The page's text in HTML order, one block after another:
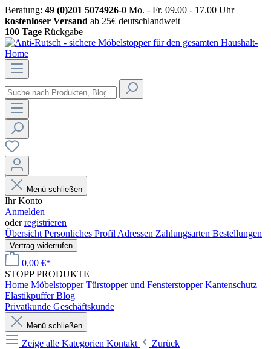
Beratung: 49 (0)201 5074926-0 Mo. - Fr. 09.00 - 17.00 Uhr
kostenloser Versand ab 25€ deutschlandweit
100 Tage Rückgabe
Menü schließen
Ihr Konto
Anmelden
oderregistrieren
Übersicht Persönliches Profil Adressen Zahlungsarten Bestellungen
Vertrag widerrufen
0,00 €*
STOPP PRODUKTE
Home Möbelstopper Türstopper und Fensterstopper Kantenschutz
Elastikpuffer Blog
Privatkunde Geschäftskunde
Menü schließen
Zeige alle Kategorien Kontakt
Zurück